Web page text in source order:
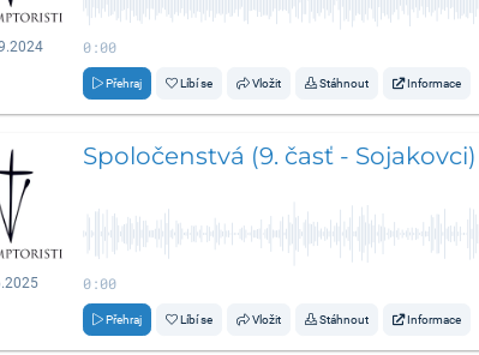
0:00
Přehraj Líbí se Vložit Stáhnout Informace
Spoločenstvá (9. časť - Sojakovci)
0:00
Přehraj Líbí se Vložit Stáhnout Informace